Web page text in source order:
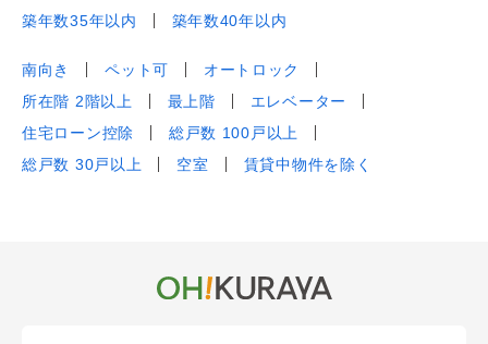
築年数35年以内 築年数40年以内
南向き ペット可
オートロック
所在階 2階以上
最上階
エレベーター
住宅ローン控除
総戸数 100戸以上
総戸数 30戸以上
空室 賃貸中物件を除く